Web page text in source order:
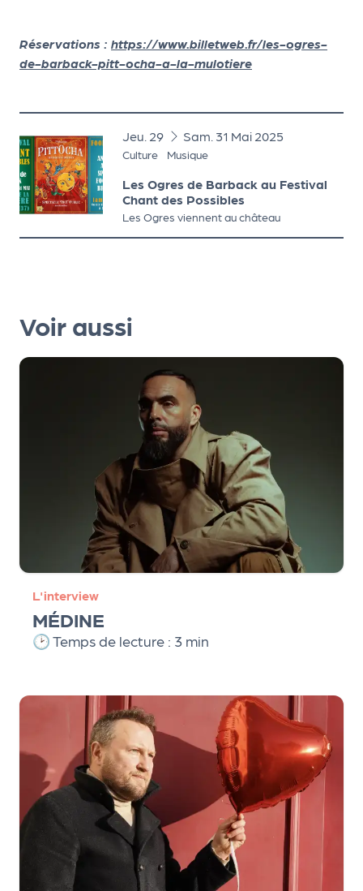
Réservations : https://www.billetweb.fr/les-ogres-
de-barback-pitt-ocha-a-la-mulotiere
du
jeudi
Jeu. 29 au
samedi
Sam. 31 mai
Mai 2025
Culture Musique
Les Ogres de Barback au Festival
Chant des Possibles
Les Ogres viennent au château
Voir aussi
L'interview
MÉDINE
🕑 Temps de lecture : 3 min